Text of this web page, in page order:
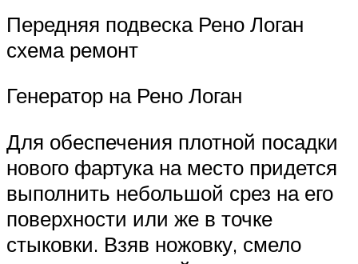
Передняя подвеска Рено Логан
схема ремонт
Генератор на Рено Логан
Для обеспечения плотной посадки
нового фартука на место придется
выполнить небольшой срез на его
поверхности или же в точке
стыковки. Взяв ножовку, смело